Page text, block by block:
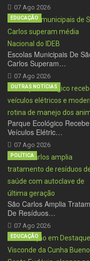
07 Ago 2026
Escolas Municipais De
Carlos Superam…
07 Ago 2026
EDUCAÇÃO
Parque Ecológico Recebe
Veículos Elétric…
07 Ago 2026
OUTRAS NOTÍCIAS
São Carlos Amplia
De Resíduos…
07 Ago 2026
POLÍTICA
EDUCAÇÃO